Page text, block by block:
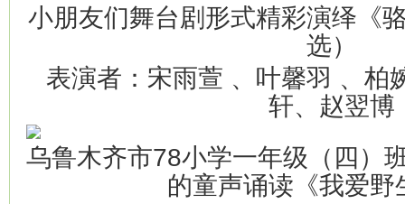
小朋友们舞台剧形式精彩演绎《
选）
表演者：宋雨萱 、叶馨羽 、柏
轩、赵翌博
乌鲁木齐市78小学一年级（四）
的童声诵读《我爱野